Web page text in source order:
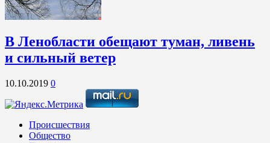
В Ленобласти обещают туман, ливень
и сильный ветер
10.10.2019 0
Происшествия
Общество